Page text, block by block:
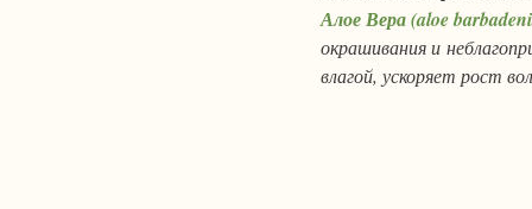
Алое Вера (aloe
окрашивания и
влагой, ускоряет рост